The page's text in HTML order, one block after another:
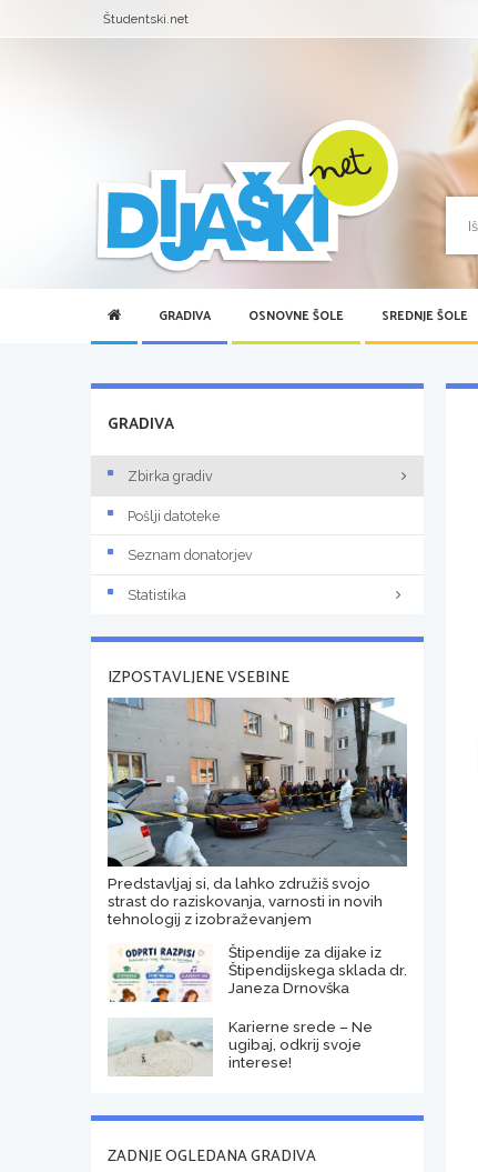
Študentski.net
GRADIVA OSNOVNE ŠOLE SREDNJE ŠOLE
GRADIVA
Zbirka gradiv
Pošlji datoteke
Seznam donatorjev
Statistika
IZPOSTAVLJENE VSEBINE
Predstavljaj si, da lahko združiš svojo
strast do raziskovanja, varnosti in novih
tehnologij z izobraževanjem
Štipendije za dijake iz
Štipendijskega sklada dr.
Janeza Drnovška
Karierne srede – Ne
ugibaj, odkrij svoje
interese!
ZADNJE OGLEDANA GRADIVA